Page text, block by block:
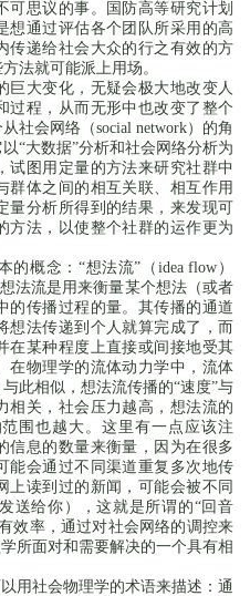
可思议的事。国防高等研究计划
想通过评估各个团队所采用的高
传递给社会大众的行之有效的方
法就可能派上用场。
大变化，无疑会极大地改变人
过程，从而无形中也改变了整个
社会网络（social network）的角
“大数据”分析和社会网络分析为
试图用定量的方法来研究社群中
群体之间的相互关联、相互作用
量分析所得到的结果，来发现可
方法，以使整个社群的运作更为
概念：“想法流”（idea flow）
想法流是用来衡量某个想法（或者
的传播过程的量。其传播的通道
想法传递到个人就算完成了，而
在某种程度上直接或间接地受其
在物理学的流体动力学中，流体
此相似，想法流传播的“速度”与
相关，社会压力越高，想法流的
围也越大。这里有一点应该注
信息的数量来衡量，因为在很多
能会通过不同渠道重复多次地传
上读到过的新闻，可能会被不同
送给你），这就是所谓的“回音
效率，通过对社会网络的调控来
所面对和需要解决的一个具有相
社会物理学的术语来描述：通